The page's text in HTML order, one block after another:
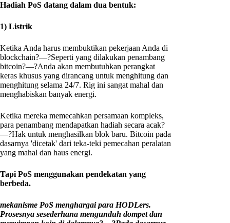
Hadiah PoS datang dalam dua bentuk:
1) Listrik
Ketika Anda harus membuktikan pekerjaan Anda di
blockchain?—?Seperti yang dilakukan penambang
bitcoin?—?Anda akan membutuhkan perangkat
keras khusus yang dirancang untuk menghitung dan
menghitung selama 24/7. Rig ini sangat mahal dan
menghabiskan banyak energi.
Ketika mereka memecahkan persamaan kompleks,
para penambang mendapatkan hadiah secara acak?
—?Hak untuk menghasilkan blok baru. Bitcoin pada
dasarnya 'dicetak' dari teka-teki pemecahan peralatan
yang mahal dan haus energi.
Tapi PoS menggunakan pendekatan yang
berbeda.
mekanisme PoS menghargai para HODLers.
Prosesnya sesederhana mengunduh dompet dan